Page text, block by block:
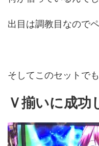
出目は調教目なので
そしてこのセットで
Ｖ揃いに成